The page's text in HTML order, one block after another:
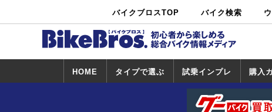
バイクブロスTOP バイク検索
中古バイ
ク・新車検
カタログ検
索
ショップ検
索
HOME タイプで選ぶ 試乗インプレ
試乗インプレ
一覧
ホンダ
ヤマハ
スズキ
カワサキ
ハーレー
BMW
トライアンフ
ドゥカティ
購入
一覧